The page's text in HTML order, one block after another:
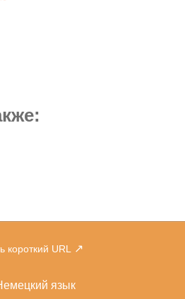
URL ↗
язык